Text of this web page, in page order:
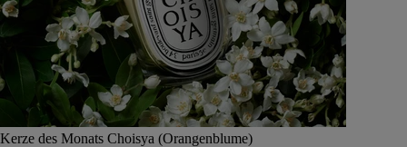
Kerze des Monats Choisya (Orangenblume)